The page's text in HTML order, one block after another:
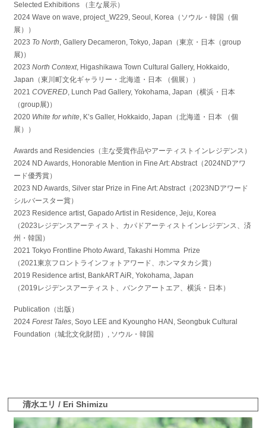
Selected Exhibitions （主な展示）
2024 Wave on wave, project_W229, Seoul, Korea（ソウル・韓国（個
展））
2023 To North, Gallery Decameron, Tokyo, Japan（東京・日本（group
展)）
2023North Context, Higashikawa Town Cultural Gallery, Hokkaido,
Japan（東川町文化ギャラリー・北海道・日本 （個展））
2021COVERED, Lunch Pad Gallery, Yokohama, Japan（横浜・日本
（group展)）
2020 White for white, K’s Galler, Hokkaido, Japan（北海道・日本 （個
展））
Awards and Residencies（主な受賞作品やアーティストインレジデンス）
2024 ND Awards, Honorable Mention in Fine Art: Abstract（2024NDアワ
ード優秀賞）
2023 ND Awards, Silver star Prize in Fine Art: Abstract（2023NDアワード
シルバースター賞）
2023 Residence artist, Gapado Artist in Residence, Jeju, Korea
（2023レジデンスアーティスト、カパドアーティストインレジデンス、済
州・韓国）
2021 Tokyo Frontline Photo Award, Takashi Homma Prize
（2021東京フロントラインフォトアワード、ホンマタカシ賞）
2019 Residence artist, BankART AiR, Yokohama, Japan
（2019レジデンスアーティスト、バンクアートエア、横浜・日本）
Publication（出版）
2024Forest Tales, Soyo LEE and Kyoungho HAN, Seongbuk Cultural
Foundation（城北文化財団）, ソウル・韓国
清水エリ / Eri Shimizu